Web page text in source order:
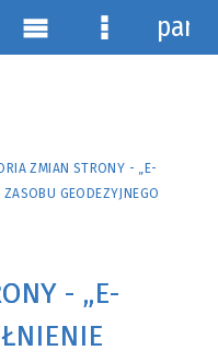
ZMIAN STRONY - „E-
GEODEZYJNEGO
- „E-
Menu Menu
panel